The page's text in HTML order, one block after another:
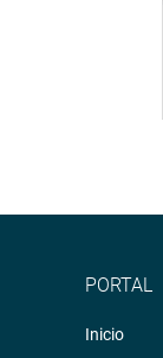
PORTAL
Inicio